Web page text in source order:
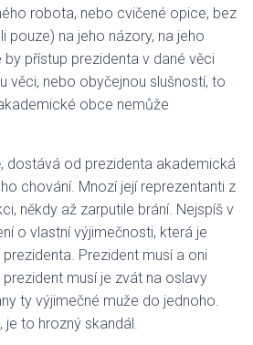
robota, nebo cvičené opice, bez
pouze) na jeho názory, na jeho
by přístup prezidenta v dané věci
věci, nebo obyčejnou slušností, to
obce nemůže
dostává od prezidenta akademická
chování. Mnozí její reprezentanti z
někdy až zarputile brání. Nejspíš v
o vlastní výjimečnosti, která je
Prezident musí a oni
musí je zvát na oslavy
ty výjimečné muže do jednoho.
to hrozný skandál.